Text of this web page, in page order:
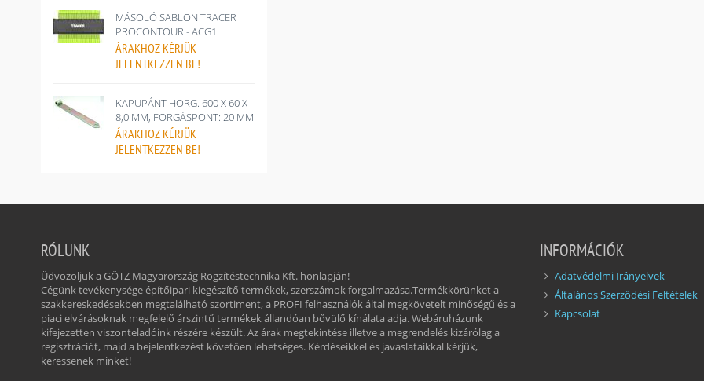
MÁSOLÓ SABLON TRACER
PROCONTOUR - ACG1
ÁRAKHOZ KÉRJÜK
JELENTKEZZEN BE!
KAPUPÁNT HORG. 600 X 60 X
8,0 MM, FORGÁSPONT: 20 MM
ÁRAKHOZ KÉRJÜK
JELENTKEZZEN BE!
RÓLUNK
Üdvözöljük a GÖTZ Magyarország Rögzítéstechnika Kft. honlapján!
Cégünk tevékenysége építőipari kiegészítő termékek, szerszámok forgalmazása.Termékkörünket a
szakkereskedésekben megtalálható szortiment, a PROFI felhasználók által megkövetelt minőségű és a
piaci elvárásoknak megfelelő árszintű termékek állandóan bővülő kínálata adja. Webáruházunk
kifejezetten viszonteladóink részére készült. Az árak megtekintése illetve a megrendelés kizárólag a
regisztrációt, majd a bejelentkezést követően lehetséges. Kérdéseikkel és javaslataikkal kérjük,
keressenek minket!
INFORMÁCIÓK
Adatvédelmi Irányelvek
Általános Szerződési Feltételek
Kapcsolat